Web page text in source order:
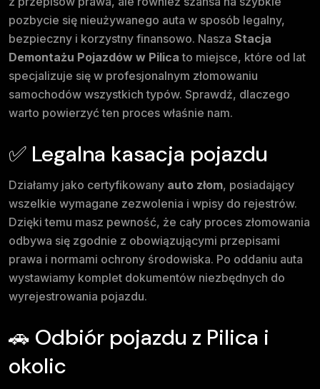
pozbycie się nieużywanego auta w sposób legalny,
bezpieczny i korzystny finansowo. Nasza Stacja
Demontażu Pojazdów w Pilica to miejsce, które od lat
specjalizuje się w profesjonalnym złomowaniu
samochodów wszystkich typów. Sprawdź, dlaczego
warto powierzyć ten proces właśnie nam.
✅ Legalna kasacja pojazdu
Działamy jako certyfikowany auto złom, posiadający
wszelkie wymagane zezwolenia i wpisy do rejestrów.
Dzięki temu masz pewność, że cały proces złomowania
odbywa się zgodnie z obowiązującymi przepisami
prawa i normami ochrony środowiska. Po oddaniu auta
wystawiamy komplet dokumentów niezbędnych do
wyrejestrowania pojazdu.
🚗 Odbiór pojazdu z Pilica i
okolic